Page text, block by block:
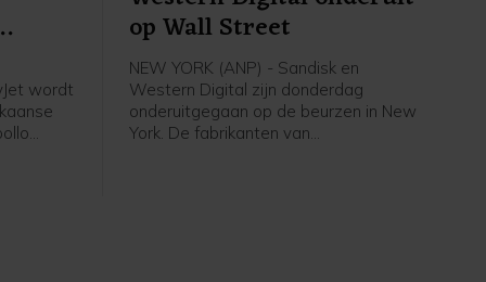
wordt
op Wall Street
NEW YORK (ANP) - Sandisk en
Western Digital zijn donderdag
onderuitgegaan op de beurzen in New
York. De fabrikanten van